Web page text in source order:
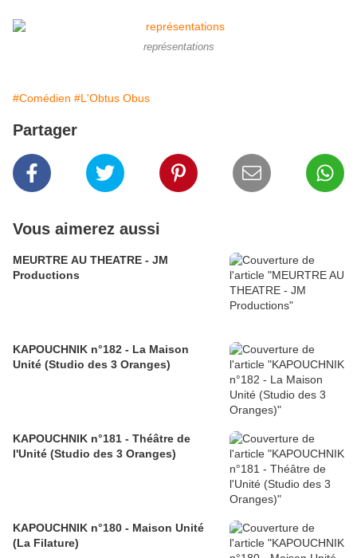
représentations
#Comédien #L'Obtus Obus
Partager
Vous aimerez aussi
MEURTRE AU THEATRE - JM
Productions
KAPOUCHNIK n°182 - La Maison
Unité (Studio des 3 Oranges)
KAPOUCHNIK n°181 - Théâtre de
l'Unité (Studio des 3 Oranges)
KAPOUCHNIK n°180 - Maison Unité
(La Filature)